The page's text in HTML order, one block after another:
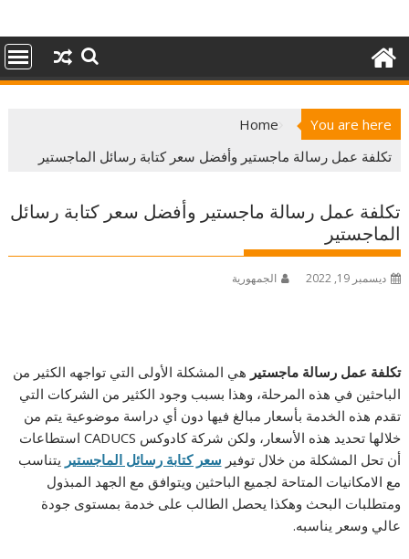
You are here
Home
تكلفة عمل رسالة ماجستير وأفضل سعر كتابة رسائل الماجستير
تكلفة عمل رسالة ماجستير وأفضل سعر كتابة رسائل
الماجستير
ديسمبر 19, 2022 الجمهورية
تكلفة عمل رسالة ماجستير هي المشكلة الأولى التي تواجهه الكثير من
الباحثين في هذه المرحلة، وهذا بسبب وجود الكثير من الشركات التي
تقدم هذه الخدمة بأسعار مبالغ فيها دون أي دراسة موضوعية يتم من
خلالها تحديد هذه الأسعار، ولكن شركة كادوكس CADUCS استطاعات
أن تحل المشكلة من خلال توفير سعر كتابة رسائل الماجستير يتناسب
مع الامكانيات المتاحة لجميع الباحثين ويتوافق مع الجهد المبذول
ومتطلبات البحث وهكذا يحصل الطالب على خدمة بمستوى جودة
عالي وسعر يناسبه.